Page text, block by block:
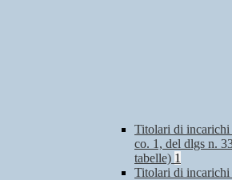
Titolari di
co. 1, del dlgs n.
tabelle) 1
Titolari di incarichi